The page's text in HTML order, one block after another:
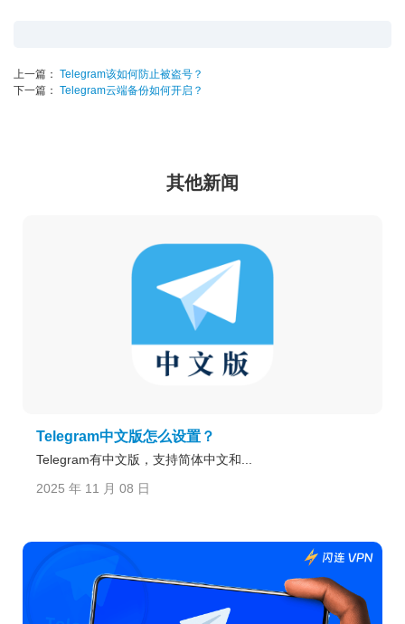
上一篇： Telegram该如何防止被盗号？
下一篇： Telegram云端备份如何开启？
其他新闻
Telegram中文版怎么设置？
Telegram有中文版，支持简体中文和...
2025 年 11 月 08 日